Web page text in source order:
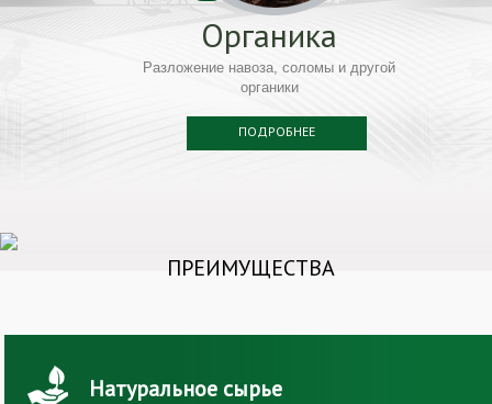
Органика
Разложение навоза, соломы и другой
органики
ПОДРОБНЕЕ
ПРЕИМУЩЕСТВА
Натуральное сырье